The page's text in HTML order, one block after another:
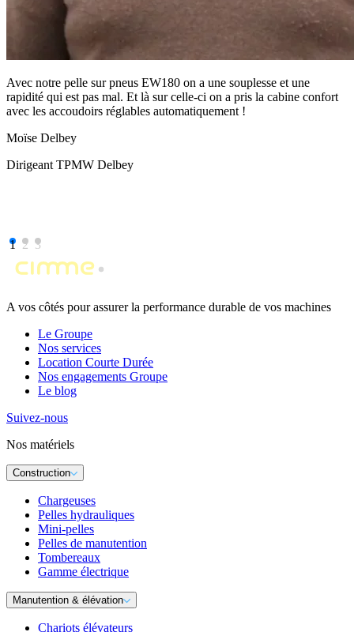
Avec notre pelle sur pneus EW180 on a une souplesse et une
rapidité qui est pas mal. Et là sur celle-ci on a pris la cabine confort
avec les accoudoirs réglables automatiquement !
Moïse Delbey
Dirigeant TPMW Delbey
1 2 3
A vos côtés pour assurer la performance durable de vos machines
Le Groupe
Nos services
Location Courte Durée
Nos engagements Groupe
Le blog
Suivez-nous
Nos matériels
Construction
Chargeuses
Pelles hydrauliques
Mini-pelles
Pelles de manutention
Tombereaux
Gamme électrique
Manutention & élévation
Chariots élévateurs